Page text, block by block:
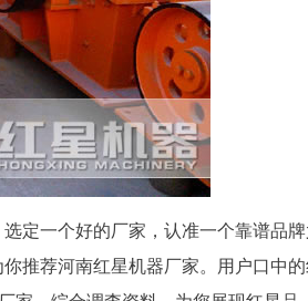
定一个好的厂家，认准一个靠谱品
推荐河南红星机器厂家。用户口中